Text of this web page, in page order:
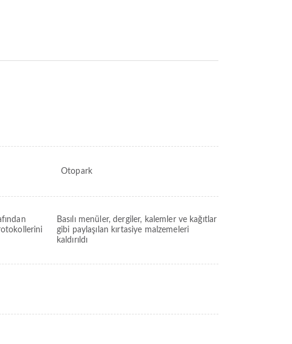
Otopark
Basılı menüler, dergiler, kalemler ve kağıtlar
gibi paylaşılan kırtasiye malzemeleri
kaldırıldı